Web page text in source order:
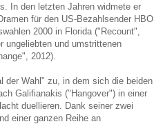
In den letzten Jahren widmete er
für den US-Bezahlsender HBO
2000 in Florida ("Recount",
ungeliebten und umstrittenen
2012).
der Wahl" zu, in dem sich die beiden
Galifianakis ("Hangover") in einer
duellieren. Dank seiner zwei
einer ganzen Reihe an